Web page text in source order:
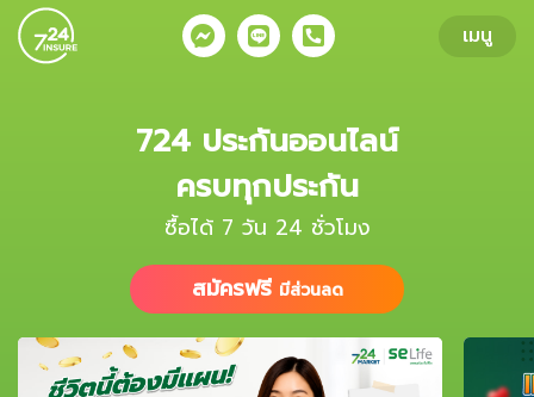
ข้ามไปยังส่วนของข้อมูล
เมนู
724 ประกันออนไลน์
ครบทุกประกัน
ซื้อได้ 7 วัน 24 ชั่วโมง
สมัครฟรี มีส่วนลด